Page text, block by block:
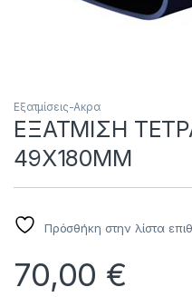
Εξατμίσεις-Ακρα
ΕΞΑΤΜΙΣΗ
49X180MM
Πρόσθήκη στην λίστα
70,00 €